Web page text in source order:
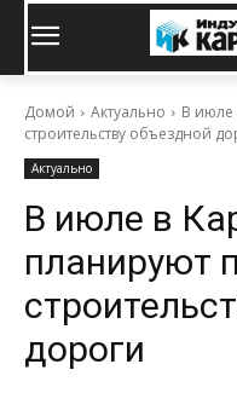
Домой Актуально
В июле
строительству объездной
Актуально
В июле в
планируют
дороги